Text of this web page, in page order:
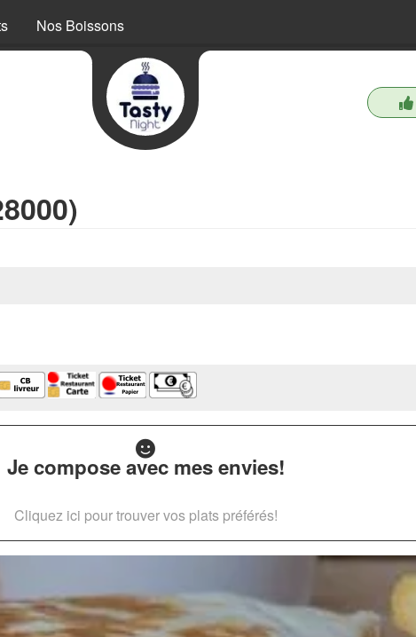
Nos Boissons
Je compose avec mes envies!
Cliquez ici pour trouver vos plats préférés!